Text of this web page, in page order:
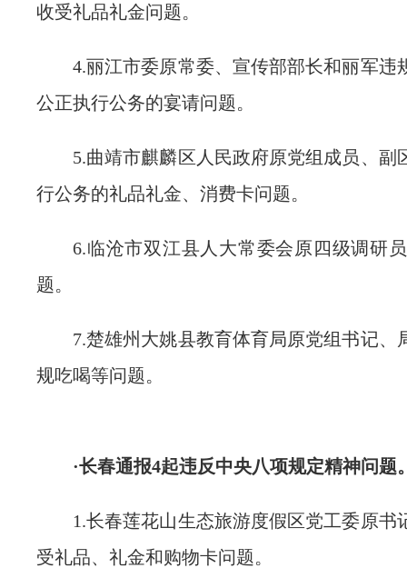
收受礼品礼金问题。
4.丽江市委原常委、宣传部部长和丽军违
公正执行公务的宴请问题。
5.曲靖市麒麟区人民政府原党组成员、
行公务的礼品礼金、消费卡问题。
6.临沧市双江县人大常委会原四级调研
题。
7.楚雄州大姚县教育体育局原党组书记
规吃喝等问题。
·长春通报4起违反中央八项规定精神问题
1.长春莲花山生态旅游度假区党工委原
受礼品、礼金和购物卡问题。